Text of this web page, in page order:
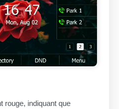
rouge, indiquant que